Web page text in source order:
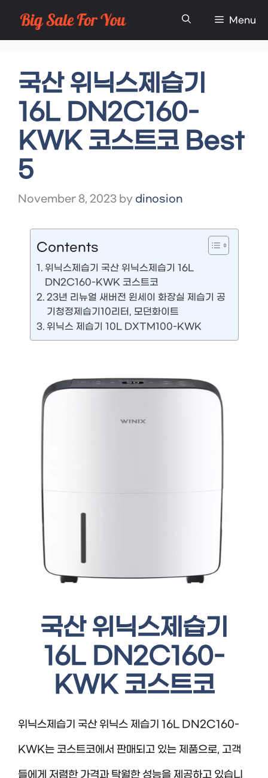
Skip
to
Menu
국산 위닉스제습기
16L DN2C160-
KWK 코스트코 Best
5
November 8, 2023 by dinosion
Contents
위닉스제습기 국산 위닉스제습기 16L
DN2C160-KWK 코스트코
23년 리뉴얼 새버전 윈세이 화장실 제습기 공
기청정제습기10리터, 모던화이트
위닉스 제습기 10L DXTM100-KWK
국산 위닉스제습기
16L DN2C160-
KWK 코스트코
위닉스제습기 국산 위닉스 제습기 16L DN2C160-
KWK는 코스트코에서 판매되고 있는 제품으로, 고객
들에게 저렴한 가격과 탁월한 성능을 제공하고 있습니